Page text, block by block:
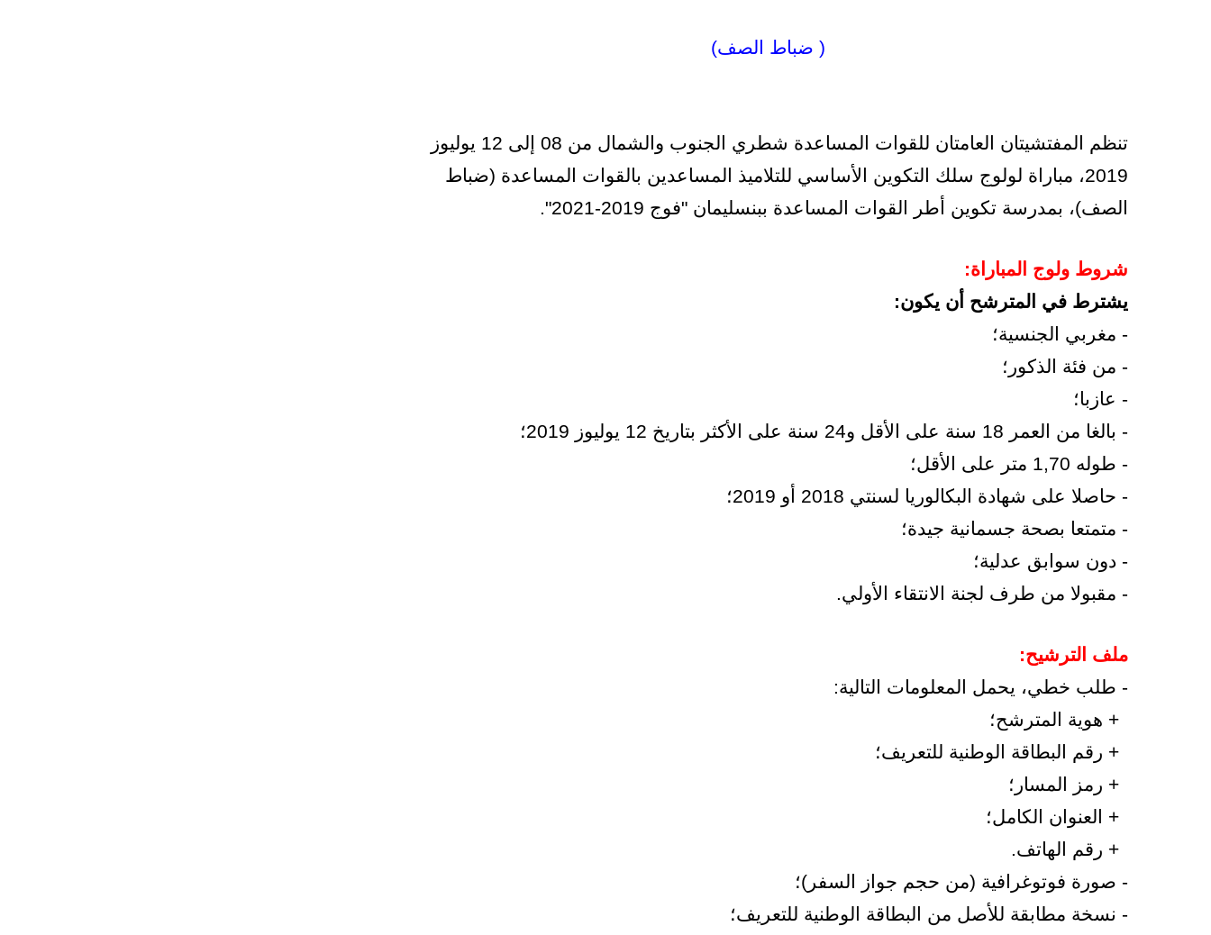
( ضباط الصف)
تنظم المفتشيتان العامتان للقوات المساعدة شطري الجنوب والشمال من 08 إلى 12 يوليوز
2019، مباراة لولوج سلك التكوين الأساسي للتلاميذ المساعدين بالقوات المساعدة (ضباط
الصف)، بمدرسة تكوين أطر القوات المساعدة ببنسليمان "فوج 2019-2021".
شروط ولوج المباراة:
يشترط في المترشح أن يكون:
- مغربي الجنسية؛
- من فئة الذكور؛
- عازبا؛
- بالغا من العمر 18 سنة على الأقل و24 سنة على الأكثر بتاريخ 12 يوليوز 2019؛
- طوله 1,70 متر على الأقل؛
- حاصلا على شهادة البكالوريا لسنتي 2018 أو 2019؛
- متمتعا بصحة جسمانية جيدة؛
- دون سوابق عدلية؛
- مقبولا من طرف لجنة الانتقاء الأولي.
ملف الترشيح:
- طلب خطي، يحمل المعلومات التالية:
+ هوية المترشح؛
+ رقم البطاقة الوطنية للتعريف؛
+ رمز المسار؛
+ العنوان الكامل؛
+ رقم الهاتف.
- صورة فوتوغرافية (من حجم جواز السفر)؛
- نسخة مطابقة للأصل من البطاقة الوطنية للتعريف؛